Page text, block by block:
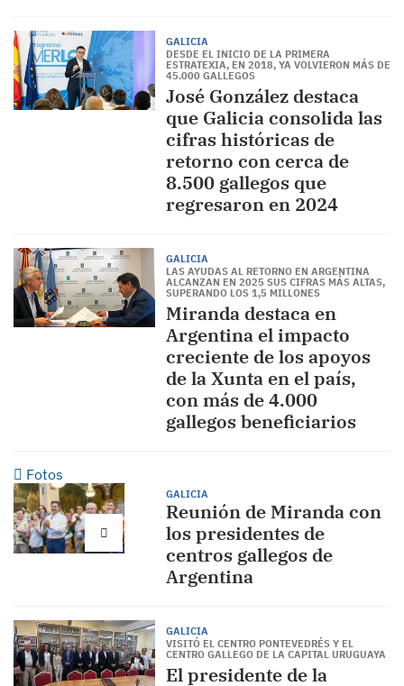
GALICIA
DESDE EL INICIO DE LA PRIMERA
ESTRATEXIA, EN 2018, YA VOLVIERON MÁS DE
45.000 GALLEGOS
José González destaca
que Galicia consolida las
cifras históricas de
retorno con cerca de
8.500 gallegos que
regresaron en 2024
GALICIA
LAS AYUDAS AL RETORNO EN ARGENTINA
ALCANZAN EN 2025 SUS CIFRAS MÁS ALTAS,
SUPERANDO LOS 1,5 MILLONES
Miranda destaca en
Argentina el impacto
creciente de los apoyos
de la Xunta en el país,
con más de 4.000
gallegos beneficiarios
Fotos
GALICIA
Reunión de Miranda con
los presidentes de
centros gallegos de
Argentina
GALICIA
VISITÓ EL CENTRO PONTEVEDRÉS Y EL
CENTRO GALLEGO DE LA CAPITAL URUGUAYA
El presidente de la